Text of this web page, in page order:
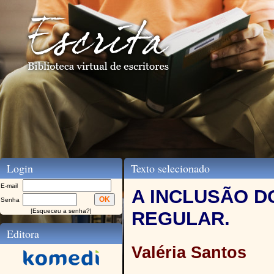
Login
E-mail
Senha
|Esqueceu a senha?|
Editora
Texto selecionado
A INCLUSÃO
REGULAR.
Valéria Santos